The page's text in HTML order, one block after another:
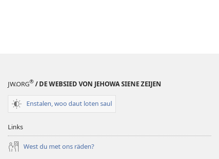
JW.ORG® / DE WEBSIED VON JEHOWA SIENE ZEIJEN
Enstalen, woo daut loten saul
Links
West du met ons räden?